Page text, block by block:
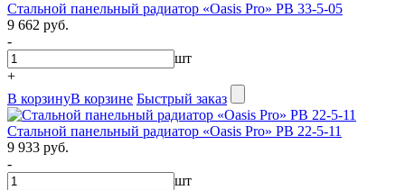
Стальной панельный радиатор «Oasis Pro» PB 33-5-05
9 662 руб.
-
шт
+
В корзинуВ корзине Быстрый заказ
Стальной панельный радиатор «Oasis Pro» PB 22-5-11
9 933 руб.
-
шт